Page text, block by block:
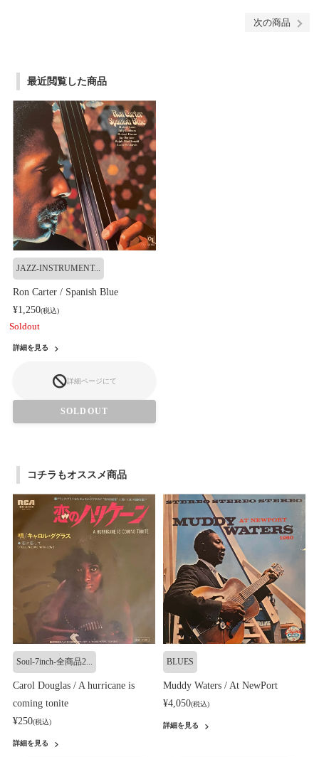
次の商品
最近閲覧した商品
JAZZ-INSTRUMENT...
Ron Carter / Spanish Blue
¥1,250(税込)
Soldout
詳細を見る
詳細ページにて
SOLDOUT
コチラもオススメ商品
Soul-7inch-全商品2...
Carol Douglas / A hurricane is
coming tonite
¥250(税込)
詳細を見る
BLUES
Muddy Waters / At NewPort
¥4,050(税込)
詳細を見る